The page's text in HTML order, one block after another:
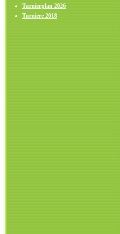
Turnierplan 2026
Turniere 2018